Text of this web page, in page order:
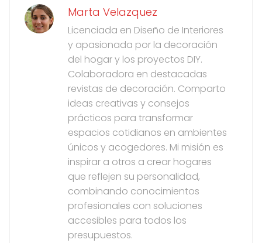
Marta Velazquez
Licenciada en Diseño de Interiores
y apasionada por la decoración
del hogar y los proyectos DIY.
Colaboradora en destacadas
revistas de decoración. Comparto
ideas creativas y consejos
prácticos para transformar
espacios cotidianos en ambientes
únicos y acogedores. Mi misión es
inspirar a otros a crear hogares
que reflejen su personalidad,
combinando conocimientos
profesionales con soluciones
accesibles para todos los
presupuestos.